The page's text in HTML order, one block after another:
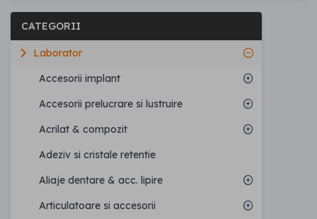
CATEGORII
Laborator
Accesorii implant
Accesorii prelucrare si lustruire
Acrilat & compozit
Adeziv si cristale retentie
Aliaje dentare & acc. lipire
Articulatoare si accesorii